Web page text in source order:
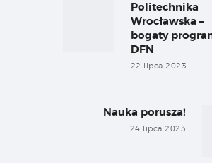
Previous
post:
Politechnika
Wrocławska –
bogaty
DFN
22 lipca 2023
Nauka porusza!
24 lipca 2023